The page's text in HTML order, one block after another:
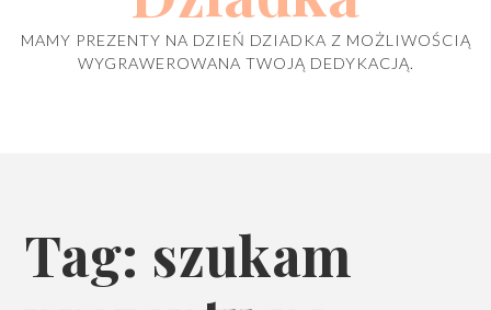
MAMY PREZENTY NA DZIEŃ DZIADKA Z MOŻLIWOŚCIĄ
WYGRAWEROWANA TWOJĄ DEDYKACJĄ.
Tag: szukam